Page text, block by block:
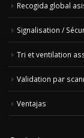
Recogida global
Signalisation /
Tri et ventilation
Validation par
Ventajas